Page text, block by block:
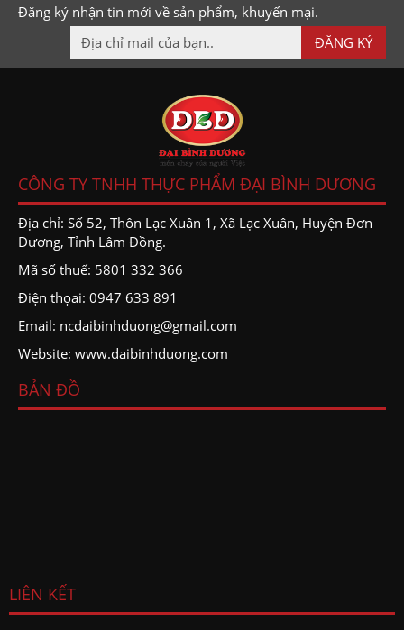
Đăng ký nhận tin mới về sản phẩm, khuyến mại.
CÔNG TY TNHH THỰC PHẨM ĐẠI BÌNH DƯƠNG
Địa chỉ: Số 52, Thôn Lạc Xuân 1, Xã Lạc Xuân, Huyện Đơn
Dương, Tỉnh Lâm Đồng.
Mã số thuế: 5801 332 366
Điện thọai: 0947 633 891
Email: ncdaibinhduong@gmail.com
Website: www.daibinhduong.com
BẢN ĐỒ
LIÊN KẾT